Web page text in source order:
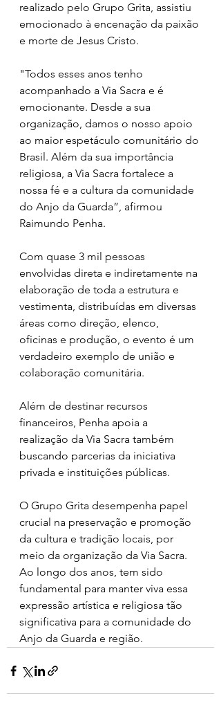
realizado pelo Grupo Grita, assistiu
emocionado à encenação da paixão
e morte de Jesus Cristo.
"Todos esses anos tenho
acompanhado a Via Sacra e é
emocionante. Desde a sua
organização, damos o nosso apoio
ao maior espetáculo comunitário do
Brasil. Além da sua importância
religiosa, a Via Sacra fortalece a
nossa fé e a cultura da comunidade
do Anjo da Guarda”, afirmou
Raimundo Penha.
Com quase 3 mil pessoas
envolvidas direta e indiretamente na
elaboração de toda a estrutura e
vestimenta, distribuídas em diversas
áreas como direção, elenco,
oficinas e produção, o evento é um
verdadeiro exemplo de união e
colaboração comunitária.
Além de destinar recursos
financeiros, Penha apoia a
realização da Via Sacra também
buscando parcerias da iniciativa
privada e instituições públicas.
O Grupo Grita desempenha papel
crucial na preservação e promoção
da cultura e tradição locais, por
meio da organização da Via Sacra.
Ao longo dos anos, tem sido
fundamental para manter viva essa
expressão artística e religiosa tão
significativa para a comunidade do
Anjo da Guarda e região.